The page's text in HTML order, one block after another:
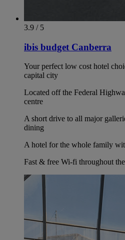
3.9 / 5
ibis budget Canberra
Your perfect low cost hotel
capital city
Located off the Federal
centre
A short drive to all major
dining
A hotel for the whole family
Fast & free Wi-fi throughout